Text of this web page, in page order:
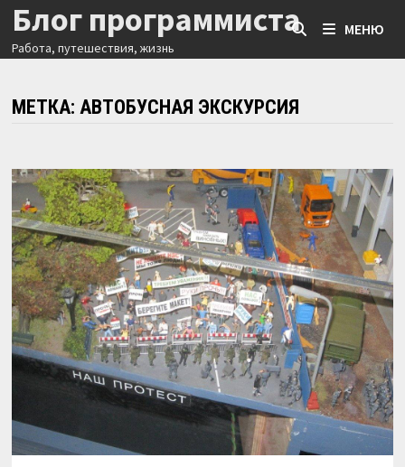
Перейти
содержимому
Блог программиста
Работа, путешествия, жизнь
МЕНЮ
МЕТКА: АВТОБУСНАЯ ЭКСКУРСИЯ